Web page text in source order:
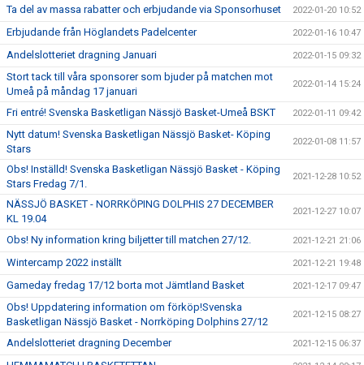
Ta del av massa rabatter och erbjudande via Sponsorhuset 2022-01-20 10:52
Erbjudande från Höglandets Padelcenter 2022-01-16 10:47
Andelslotteriet dragning Januari 2022-01-15 09:32
Stort tack till våra sponsorer som bjuder på matchen mot
Umeå på måndag 17 januari
2022-01-14 15:24
Fri entré! Svenska Basketligan Nässjö Basket-Umeå BSKT 2022-01-11 09:42
Nytt datum! Svenska Basketligan Nässjö Basket- Köping
Stars
2022-01-08 11:57
Obs! Inställd! Svenska Basketligan Nässjö Basket - Köping
Stars Fredag 7/1.
2021-12-28 10:52
NÄSSJÖ BASKET - NORRKÖPING DOLPHIS 27 DECEMBER
KL 19.04
2021-12-27 10:07
Obs! Ny information kring biljetter till matchen 27/12. 2021-12-21 21:06
Wintercamp 2022 inställt 2021-12-21 19:48
Gameday fredag 17/12 borta mot Jämtland Basket 2021-12-17 09:47
Obs! Uppdatering information om förköp!Svenska
Basketligan Nässjö Basket - Norrköping Dolphins 27/12
2021-12-15 08:27
Andelslotteriet dragning December 2021-12-15 06:37